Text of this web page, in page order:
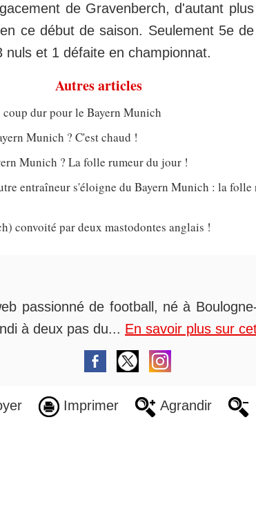
de Gravenberch, d'autant
ce début de saison. Seulement 5e
et 1 défaite en championnat.
Autres articles
dur pour le Bayern Munich
Munich ? C'est chaud !
Munich ? La folle rumeur du jour !
entraîneur s'éloigne du Bayern Munich : la folle
convoité par deux mastodontes anglais !
passionné de football, né à
à deux pas du... En savoir plus sur
Imprimer Agrandir